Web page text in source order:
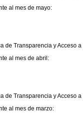
al mes de mayo:
de Transparencia y Acceso
al mes de abril:
de Transparencia y Acceso
al mes de marzo: